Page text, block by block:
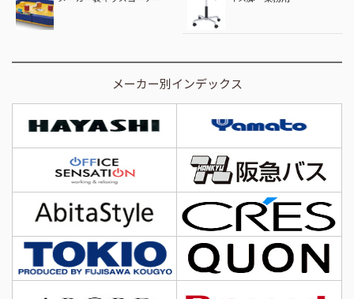
メーカー別インデックス